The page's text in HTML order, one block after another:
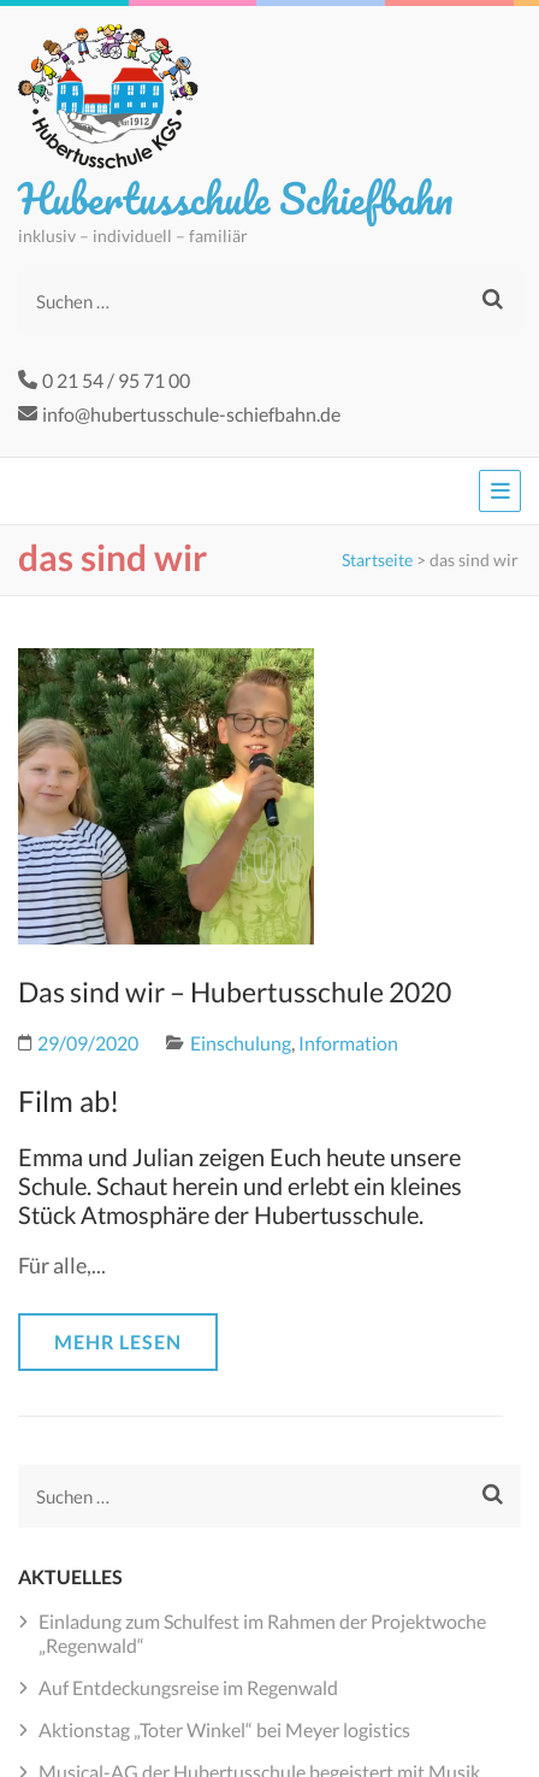
Hubertusschule Schiefbahn
inklusiv – individuell – familiär
Suchen
0 21 54 / 95 71 00
info@hubertusschule-schiefbahn.de
das sind wir Startseite > das sind wir
Das sind wir – Hubertusschule 2020
29/09/2020 Einschulung, Information
Film ab!
Emma und Julian zeigen Euch heute unsere
Schule. Schaut herein und erlebt ein kleines
Stück Atmosphäre der Hubertusschule.
Für alle,...
MEHR LESEN
Suchen
AKTUELLES
Einladung zum Schulfest im Rahmen der Projektwoche
„Regenwald“
Auf Entdeckungsreise im Regenwald
Aktionstag „Toter Winkel“ bei Meyer logistics
Musical-AG der Hubertusschule begeistert mit Musik,